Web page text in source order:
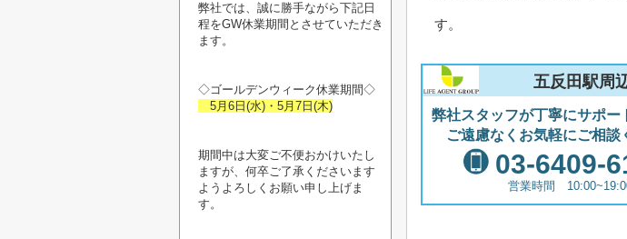
す。
五反田駅周
弊社スタッフが丁寧にサポー
ご遠慮なくお気軽にご相談
03-6409-
営業時間
弊社では、誠に勝手ながら下記日
程をGW休業期間とさせていただき
ます。
◇ゴールデンウィーク休業期間◇
5月6日(水)・5月7日(木)
期間中は大変ご不便おかけいたし
ますが、何卒ご了承くださいます
ようよろしくお願い申し上げま
す。